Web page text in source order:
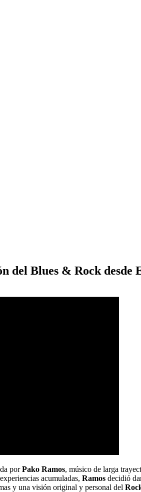
del Blues & Rock
porPako Ramos, músico de larga
acumuladas, Ramos decidió
y una visión original y personal del